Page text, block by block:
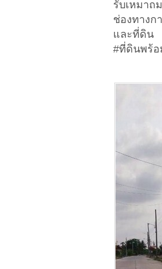
รับเหมาถ
ช่องทางก
และที่ดิน
#ที่ดินพร้อ